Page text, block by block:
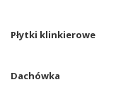
Płytki klinkierowe
Dachówka